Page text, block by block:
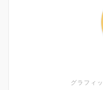
グラフィ